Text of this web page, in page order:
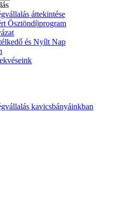
áttekintése
Ösztöndíjprogram
és Nyílt Nap
kavicsbányáinkban